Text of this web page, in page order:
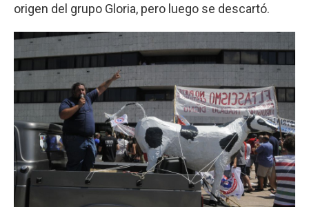
origen del grupo Gloria, pero luego se descartó.